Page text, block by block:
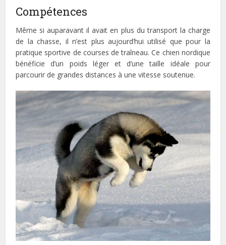
Compétences
Même si auparavant il avait en plus du transport la charge
de la chasse, il n’est plus aujourd’hui utilisé que pour la
pratique sportive de courses de traîneau. Ce chien nordique
bénéficie d’un poids léger et d’une taille idéale pour
parcourir de grandes distances à une vitesse soutenue.